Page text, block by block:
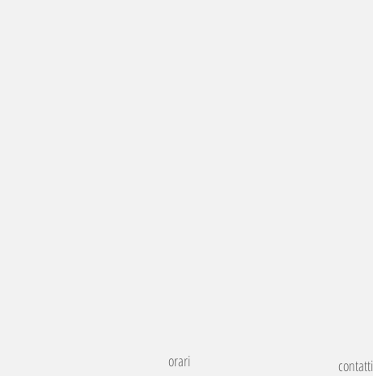
orari contatti